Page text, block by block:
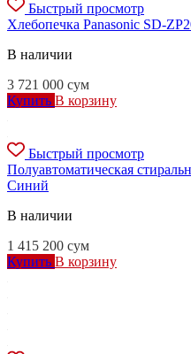
Быстрый просмотр
Хлебопечка Panasonic SD-
В наличии
3 721 000 сум
Купить В корзину
Быстрый просмотр
Полуавтоматическая
Синий
В наличии
1 415 200 сум
Купить В корзину